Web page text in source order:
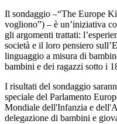
Il sondaggio –“The Europe
vogliono”) – è un’iniziativa
gli argomenti trattati:
società e il loro pensiero
linguaggio a misura di
bambini e dei ragazzi sotto i
I risultati del sondaggio
speciale del Parlamento
Mondiale dell'Infanzia e
delegazione di bambini e